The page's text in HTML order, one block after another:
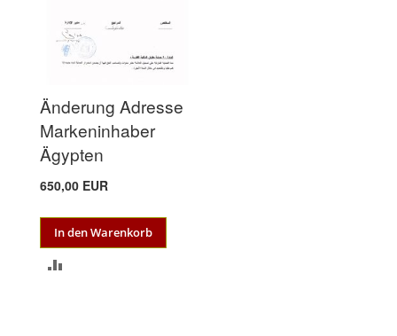
Änderung Adresse
Markeninhaber
Ägypten
650,00 EUR
In den Warenkorb